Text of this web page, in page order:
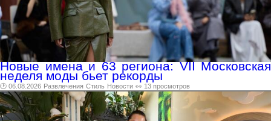
Новые имена и 63 региона: VII Московская
неделя моды бьет рекорды
🕑 06.08.2026 Развлечения Стиль Новости 👀 13 просмотров